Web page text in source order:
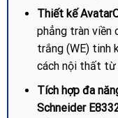
Thiết kế
phẳng tràn viền
trắng (WE) tinh
cách nội thất từ
Tích hợp đa
Schneider